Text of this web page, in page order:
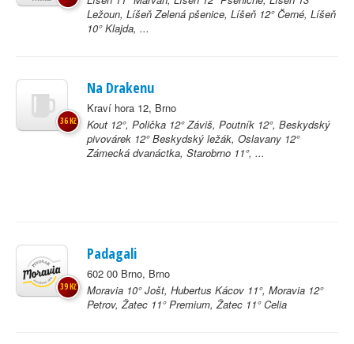
Ležoun, Líšeň Zelená pšenice, Líšeň 12° Černé, Líšeň
10° Klajda, ...
Na Drakenu
Kraví hora 12, Brno
Kout 12°, Polička 12° Záviš, Poutník 12°, Beskydský
pivovárek 12° Beskydský ležák, Oslavany 12°
Zámecká dvanáctka, Starobrno 11°, ...
36 Kč
Padagali
602 00 Brno, Brno
Moravia 10° Jošt, Hubertus Kácov 11°, Moravia 12°
Petrov, Žatec 11° Premium, Žatec 11° Celia
39 Kč